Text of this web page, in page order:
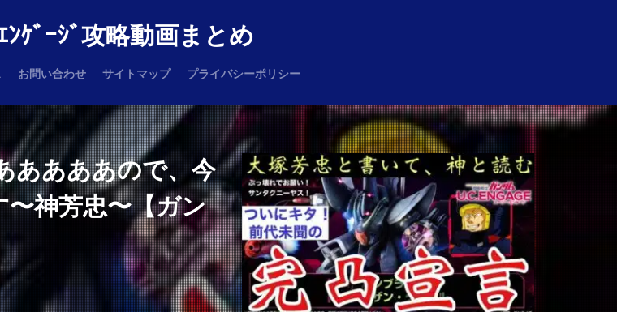
ﾝｹﾞｰｼﾞ攻略動画まとめ
お問い合わせ サイトマップ プライバシーポリシー
ああああので、今
神芳忠〜【ガン